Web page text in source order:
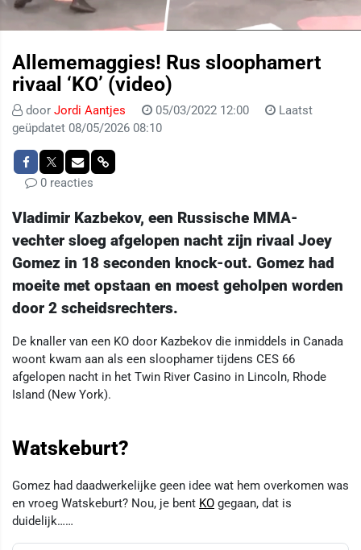
Allememaggies! Rus sloophamert
rivaal ‘KO’ (video)
door Jordi Aantjes 05/03/2022 12:00
Laatst
geüpdatet 08/05/2026 08:10
0 reacties
Vladimir Kazbekov, een Russische MMA-
vechter sloeg afgelopen nacht zijn rivaal Joey
Gomez in 18 seconden knock-out. Gomez had
moeite met opstaan en moest geholpen worden
door 2 scheidsrechters.
De knaller van een KO door Kazbekov die inmiddels in Canada
woont kwam aan als een sloophamer tijdens CES 66
afgelopen nacht in het Twin River Casino in Lincoln, Rhode
Island (New York).
Watskeburt?
Gomez had daadwerkelijke geen idee wat hem overkomen was
en vroeg Watskeburt? Nou, je bent KO gegaan, dat is
duidelijk……